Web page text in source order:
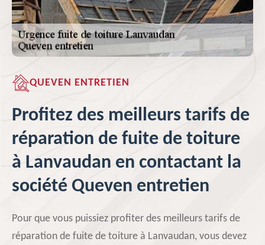
QUEVEN ENTRETIEN
Profitez des meilleurs tarifs de
réparation de fuite de toiture
à Lanvaudan en contactant la
société Queven entretien
Pour que vous puissiez profiter des meilleurs tarifs de
réparation de fuite de toiture à Lanvaudan, vous devez